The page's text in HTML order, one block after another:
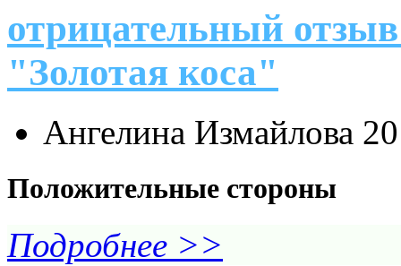
отрицательный
"Золотая коса"
Ангелина Измайлова
Положительные стороны
Подробнее >>